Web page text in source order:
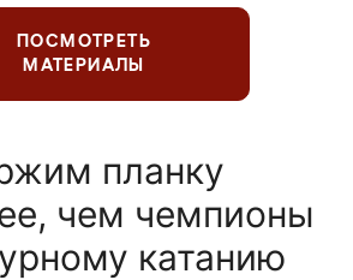
ПОСМОТРЕТЬ
МАТЕРИАЛЫ
планку
чем чемпионы
катанию